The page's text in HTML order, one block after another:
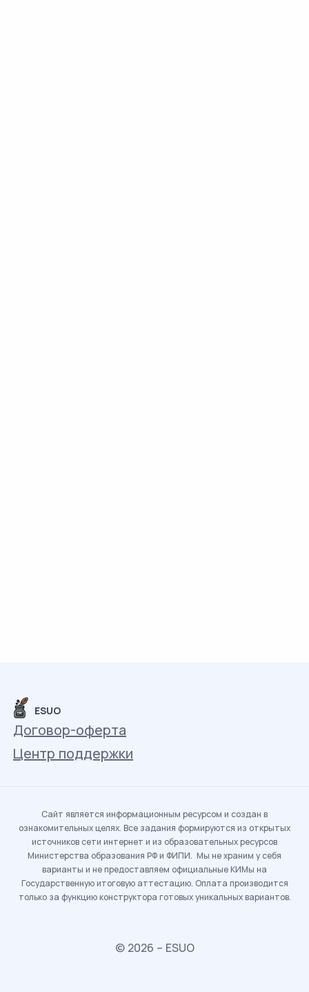
ESUO
Договор-оферта
Центр поддержки
Сайт является информационным ресурсом и создан в
ознакомительных целях. Все задания формируются из открытых
источников сети интернет и из образовательных ресурсов
Министерства образования РФ и ФИПИ. Мы не храним у себя
варианты и не предоставляем официальные КИМы на
Государственную итоговую аттестацию. Оплата производится
только за функцию конструктора готовых уникальных вариантов.
© 2026 – ESUO